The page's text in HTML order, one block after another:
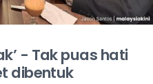
- Tak puas hati
dibentuk